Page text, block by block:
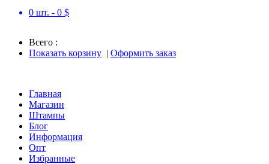
0 шт. - 0 $
Всего :
Показать корзину | Оформить заказ
Главная
Магазин
Штампы
Блог
Информация
Опт
Избранные